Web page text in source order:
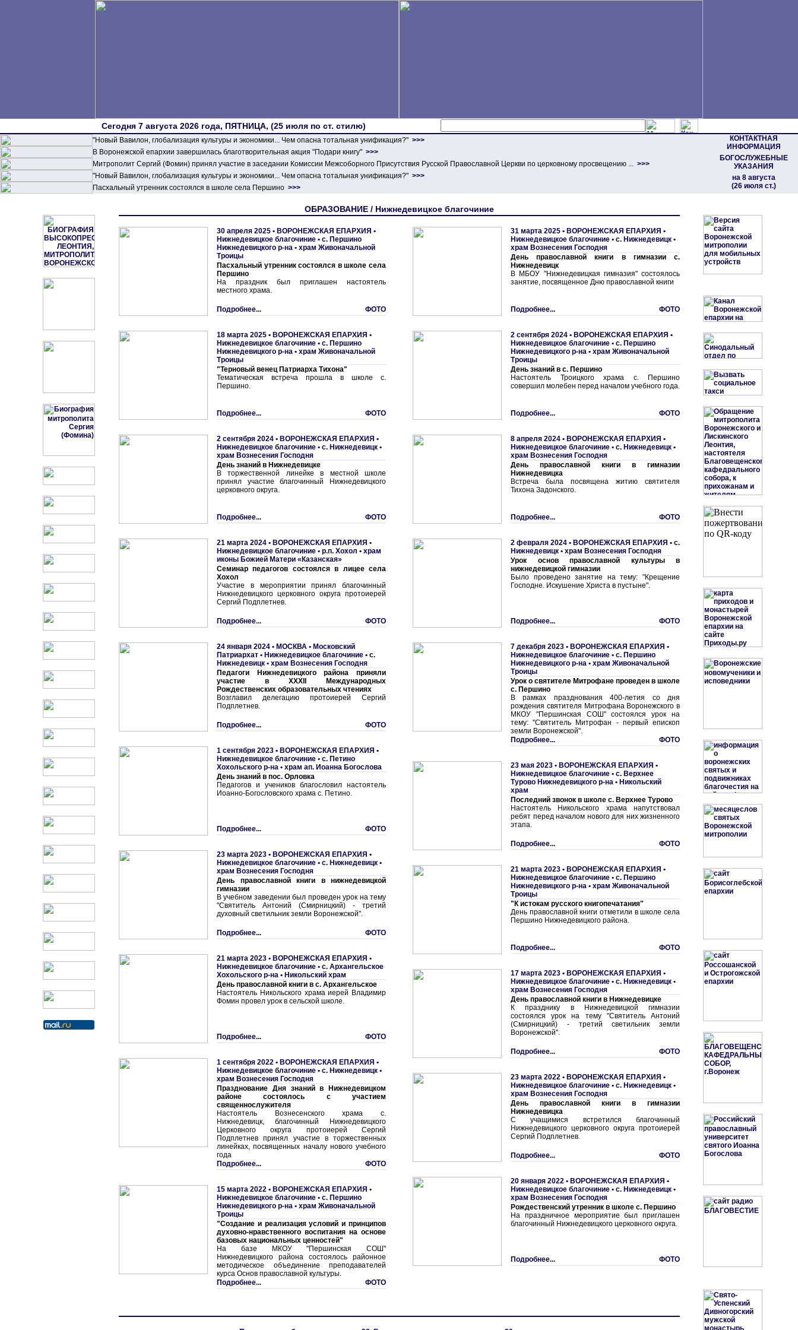
Сегодня 7 августа 2026 года, ПЯТНИЦА, (25 июля по ст. стилю)
"Новый Вавилон, глобализация культуры и экономики... Чем опасна тотальная унификация?" >>>
КОНТАКТНАЯ
ИНФОРМАЦИЯ
БОГОСЛУЖЕБНЫЕ
УКАЗАНИЯ
на 8 августа
(26 июля ст.)
В Воронежской епархии завершилась благотворительная акция "Подари книгу" >>>
Митрополит Сергий (Фомин) принял участие в заседании Комиссии Межсоборного Присутствия Русской Православной Церкви по церковному просвещению ... >>>
"Новый Вавилон, глобализация культуры и экономики... Чем опасна тотальная унификация?" >>>
Пасхальный утренник состоялся в школе села Першино >>>
ОБРАЗОВАНИЕ / Нижнедевицкое благочиние
30 апреля 2025 • ВОРОНЕЖСКАЯ ЕПАРХИЯ •
Нижнедевицкое благочиние • с. Першино
Нижнедевицкого р-на • храм Живоначальной
Троицы
Пасхальный утренник состоялся в школе села
Першино
На праздник был приглашен настоятель
местного храма.
Подробнее... ФОТО
18 марта 2025 • ВОРОНЕЖСКАЯ ЕПАРХИЯ •
Нижнедевицкое благочиние • с. Першино
Нижнедевицкого р-на • храм Живоначальной
Троицы
"Терновый венец Патриарха Тихона"
Тематическая встреча прошла в школе с.
Першино.
Подробнее... ФОТО
2 сентября 2024 • ВОРОНЕЖСКАЯ ЕПАРХИЯ •
Нижнедевицкое благочиние • с. Нижнедевицк •
храм Вознесения Господня
День знаний в Нижнедевицке
В торжественной линейке в местной школе
принял участие благочинный Нижнедевицкого
церковного округа.
Подробнее... ФОТО
21 марта 2024 • ВОРОНЕЖСКАЯ ЕПАРХИЯ •
Нижнедевицкое благочиние • р.п. Хохол • храм
иконы Божией Матери «Казанская»
Семинар педагогов состоялся в лицее села
Хохол
Участие в мероприятии принял благочинный
Нижнедевицкого церковного округа протоиерей
Сергий Подплетнев.
Подробнее... ФОТО
24 января 2024 • МОСКВА • Московский
Патриархат • Нижнедевицкое благочиние • с.
Нижнедевицк • храм Вознесения Господня
Педагоги Нижнедевицкого района приняли
участие в XXXII Международных
Рождественских образовательных чтениях
Возглавил делегацию протоиерей Сергий
Подплетнев.
Подробнее... ФОТО
1 сентября 2023 • ВОРОНЕЖСКАЯ ЕПАРХИЯ •
Нижнедевицкое благочиние • с. Петино
Хохольского р-на • храм ап. Иоанна Богослова
День знаний в пос. Орловка
Педагогов и учеников благословил настоятель
Иоанно-Богословского храма с. Петино.
Подробнее... ФОТО
23 марта 2023 • ВОРОНЕЖСКАЯ ЕПАРХИЯ •
Нижнедевицкое благочиние • с. Нижнедевицк •
храм Вознесения Господня
День православной книги в нижнедевицкой
гимназии
В учебном заведении был проведен урок на тему
"Святитель Антоний (Смирницкий) - третий
духовный светильник земли Воронежской".
Подробнее... ФОТО
21 марта 2023 • ВОРОНЕЖСКАЯ ЕПАРХИЯ •
Нижнедевицкое благочиние • с. Архангельское
Хохольского р-на • Никольский храм
День православной книги в с. Архангельское
Настоятель Никольского храма иерей Владимир
Фомин провел урок в сельской школе.
Подробнее... ФОТО
1 сентября 2022 • ВОРОНЕЖСКАЯ ЕПАРХИЯ •
Нижнедевицкое благочиние • с. Нижнедевицк •
храм Вознесения Господня
Празднование Дня знаний в Нижнедевицком
районе состоялось с участием
священнослужителя
Настоятель Вознесенского храма с.
Нижнедевицк, благочинный Нижнедевицкого
Церковного округа протоиерей Сергий
Подплетнев принял участие в торжественных
линейках, посвященных началу нового учебного
года
Подробнее...
ФОТО
15 марта 2022 • ВОРОНЕЖСКАЯ ЕПАРХИЯ •
Нижнедевицкое благочиние • с. Першино
Нижнедевицкого р-на • храм Живоначальной
Троицы
"Создание и реализация условий и принципов
духовно-нравственного воспитания на основе
базовых национальных ценностей"
На базе МКОУ "Першинская СОШ"
Нижнедевицкого района состоялось районное
методическое объединение преподавателей
курса Основ православной культуры.
Подробнее...
ФОТО
31 марта 2025 • ВОРОНЕЖСКАЯ ЕПАРХИЯ •
Нижнедевицкое благочиние • с. Нижнедевицк •
храм Вознесения Господня
День православной книги в гимназии с.
Нижнедевицк
В МБОУ "Нижнедевицкая гимназия" состоялось
занятие, посвященное Дню православной книги
Подробнее... ФОТО
2 сентября 2024 • ВОРОНЕЖСКАЯ ЕПАРХИЯ •
Нижнедевицкое благочиние • с. Першино
Нижнедевицкого р-на • храм Живоначальной
Троицы
День знаний в с. Першино
Настоятель Троицкого храма с. Першино
совершил молебен перед началом учебного года.
Подробнее... ФОТО
8 апреля 2024 • ВОРОНЕЖСКАЯ ЕПАРХИЯ •
Нижнедевицкое благочиние • с. Нижнедевицк •
храм Вознесения Господня
День православной книги в гимназии
Нижнедевицка
Встреча была посвящена житию святителя
Тихона Задонского.
Подробнее... ФОТО
2 февраля 2024 • ВОРОНЕЖСКАЯ ЕПАРХИЯ • с.
Нижнедевицк • храм Вознесения Господня
Урок основ православной культуры в
нижнедевицкой гимназии
Было проведено занятие на тему: "Крещение
Господне. Искушение Христа в пустыне".
Подробнее... ФОТО
7 декабря 2023 • ВОРОНЕЖСКАЯ ЕПАРХИЯ •
Нижнедевицкое благочиние • с. Першино
Нижнедевицкого р-на • храм Живоначальной
Троицы
Урок о святителе Митрофане проведен в школе
с. Першино
В рамках празднования 400-летия со дня
рождения святителя Митрофана Воронежского в
МКОУ "Першинская СОШ" состоялся урок на
тему: "Святитель Митрофан - первый епископ
земли Воронежской".
Подробнее...
ФОТО
23 мая 2023 • ВОРОНЕЖСКАЯ ЕПАРХИЯ •
Нижнедевицкое благочиние • с. Верхнее
Турово Нижнедевицкого р-на • Никольский
храм
Последний звонок в школе с. Верхнее Турово
Настоятель Никольского храма напутствовал
ребят перед началом нового для них жизненного
этапа.
Подробнее... ФОТО
21 марта 2023 • ВОРОНЕЖСКАЯ ЕПАРХИЯ •
Нижнедевицкое благочиние • с. Першино
Нижнедевицкого р-на • храм Живоначальной
Троицы
"К истокам русского книгопечатания"
День православной книги отметили в школе села
Першино Нижнедевицкого района.
Подробнее... ФОТО
17 марта 2023 • ВОРОНЕЖСКАЯ ЕПАРХИЯ •
Нижнедевицкое благочиние • с. Нижнедевицк •
храм Вознесения Господня
День православной книги в Нижнедевицке
К празднику в Нижнедевицкой гимназии
состоялся урок на тему "Святитель Антоний
(Смирницкий) - третий светильник земли
Воронежской".
Подробнее... ФОТО
23 марта 2022 • ВОРОНЕЖСКАЯ ЕПАРХИЯ •
Нижнедевицкое благочиние • с. Нижнедевицк •
храм Вознесения Господня
День православной книги в гимназии
Нижнедевицка
С учащимися встретился благочинный
Нижнедевицкого церковного округа протоиерей
Сергий Подплетнев.
Подробнее... ФОТО
20 января 2022 • ВОРОНЕЖСКАЯ ЕПАРХИЯ •
Нижнедевицкое благочиние • с. Нижнедевицк •
храм Вознесения Господня
Рождественский утренник в школе с. Першино
На праздничное мероприятие был приглашен
благочинный Нижнедевицкого церковного округа.
Подробнее... ФОТО